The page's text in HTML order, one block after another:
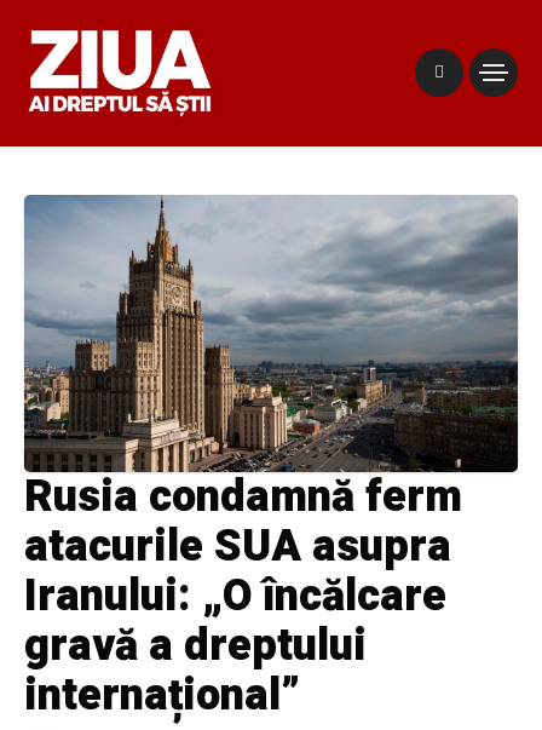
Rusia condamnă ferm
atacurile SUA asupra
Iranului: „O încălcare
gravă a dreptului
internațional”